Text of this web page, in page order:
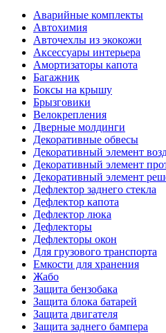
Аварийные комплекты
Автохимия
Авточехлы из экокожи
Аксессуары интерьера
Амортизаторы капота
Багажник
Боксы на крышу
Брызговики
Велокрепления
Дверные молдинги
Декоративные обвесы
Декоративный элемент
Декоративный элемент
Декоративный элемент
Дефлектор заднего стекла
Дефлектор капота
Дефлектор люка
Дефлекторы
Дефлекторы окон
Для грузового транспорта
Емкости для хранения
Жабо
Защита бензобака
Защита блока батарей
Защита двигателя
Защита заднего бампера